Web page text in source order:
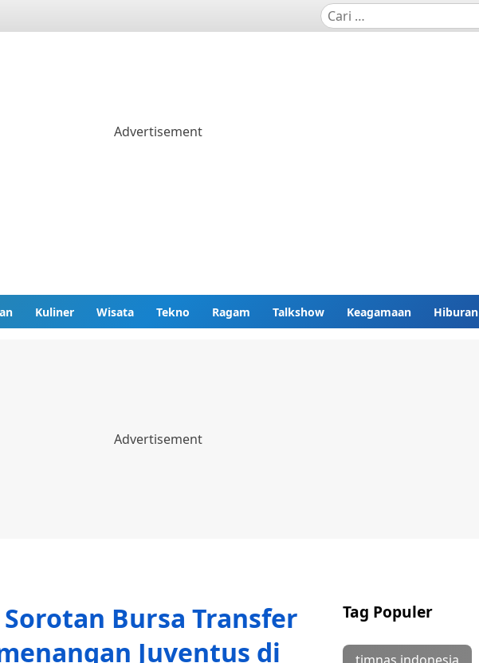
Kuliner Wisata Tekno Ragam Talkshow Keagamaan Hiburan
Bursa Transfer
Juventus di
Tag Populer